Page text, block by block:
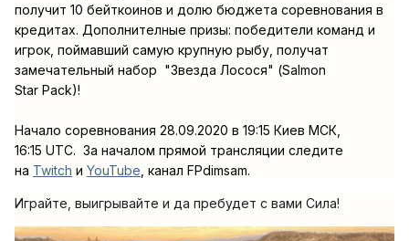
получит 10 бейткоинов и долю бюджета соревнования в
кредитах. Дополнителные призы: победители команд и
игрок, поймавший самую крупную рыбу, получат
замечательный набор "Звезда Лосося" (Salmon
Star Pack)!
Начало соревнования 28.09.2020 в 19:15 Киев МСК,
16:15 UTC. За началом прямой трансляции следите
на Twitch и YouTube , канал FPdimsam.
Играйте, выигрывайте и да пребудет с вами Сила!